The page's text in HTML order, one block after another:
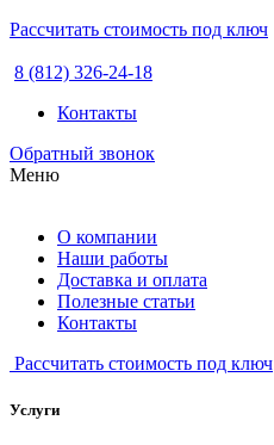
Рассчитать стоимость под ключ
8 (812) 326-24-18
Контакты
Обратный звонок
Меню
О компании
Наши работы
Доставка и оплата
Полезные статьи
Контакты
Рассчитать стоимость под ключ
Услуги